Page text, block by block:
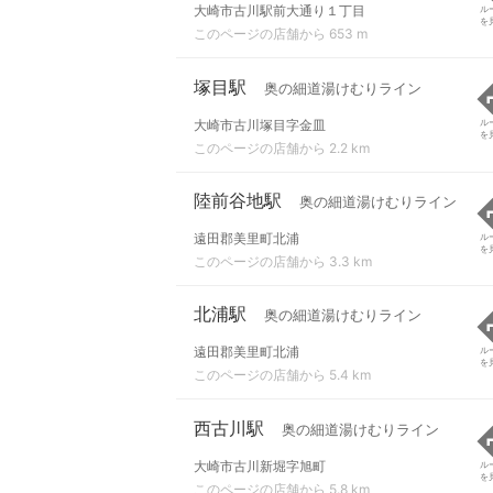
大崎市古川駅前大通り１丁目
このページの店舗から 653 m
ル
を
塚目駅 奥の細道湯けむりライン
大崎市古川塚目字金皿
このページの店舗から 2.2 km
ル
を
陸前谷地駅 奥の細道湯けむりライン
遠田郡美里町北浦
このページの店舗から 3.3 km
ル
を
北浦駅 奥の細道湯けむりライン
遠田郡美里町北浦
このページの店舗から 5.4 km
ル
を
西古川駅 奥の細道湯けむりライン
大崎市古川新堀字旭町
このページの店舗から 5.8 km
ル
を